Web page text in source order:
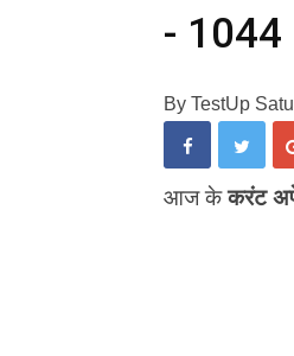
- 1044
By TestUp
आज केकरंट